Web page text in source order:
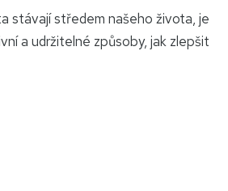
stávají středem našeho života, je
a udržitelné způsoby, jak zlepšit